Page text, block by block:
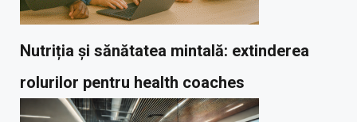
Nutriția și sănătatea mintală: extinderea
rolurilor pentru health coaches